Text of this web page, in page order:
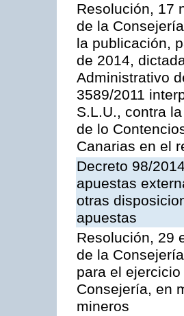
Resolución, 17
de la
la publicación,
de 2014,
Administrativo
3589/2011
S.L.U., contra
de lo
Canarias en el
Decreto 98/
apuestas
otras
apuestas
Resolución, 29
de la
para el
Consejería, en
mineros